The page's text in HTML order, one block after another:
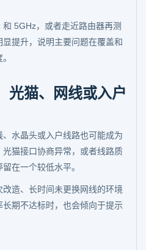
5GHz，或者走近路由器再测
提升，说明主要问题在覆盖和
光猫、网线或入户
水晶头或入户线路也可能成为
猫接口协商异常，或者线路质
在一个较低水平。
造、长时间未更换网线的环境
期不达标时，也会倾向于提示